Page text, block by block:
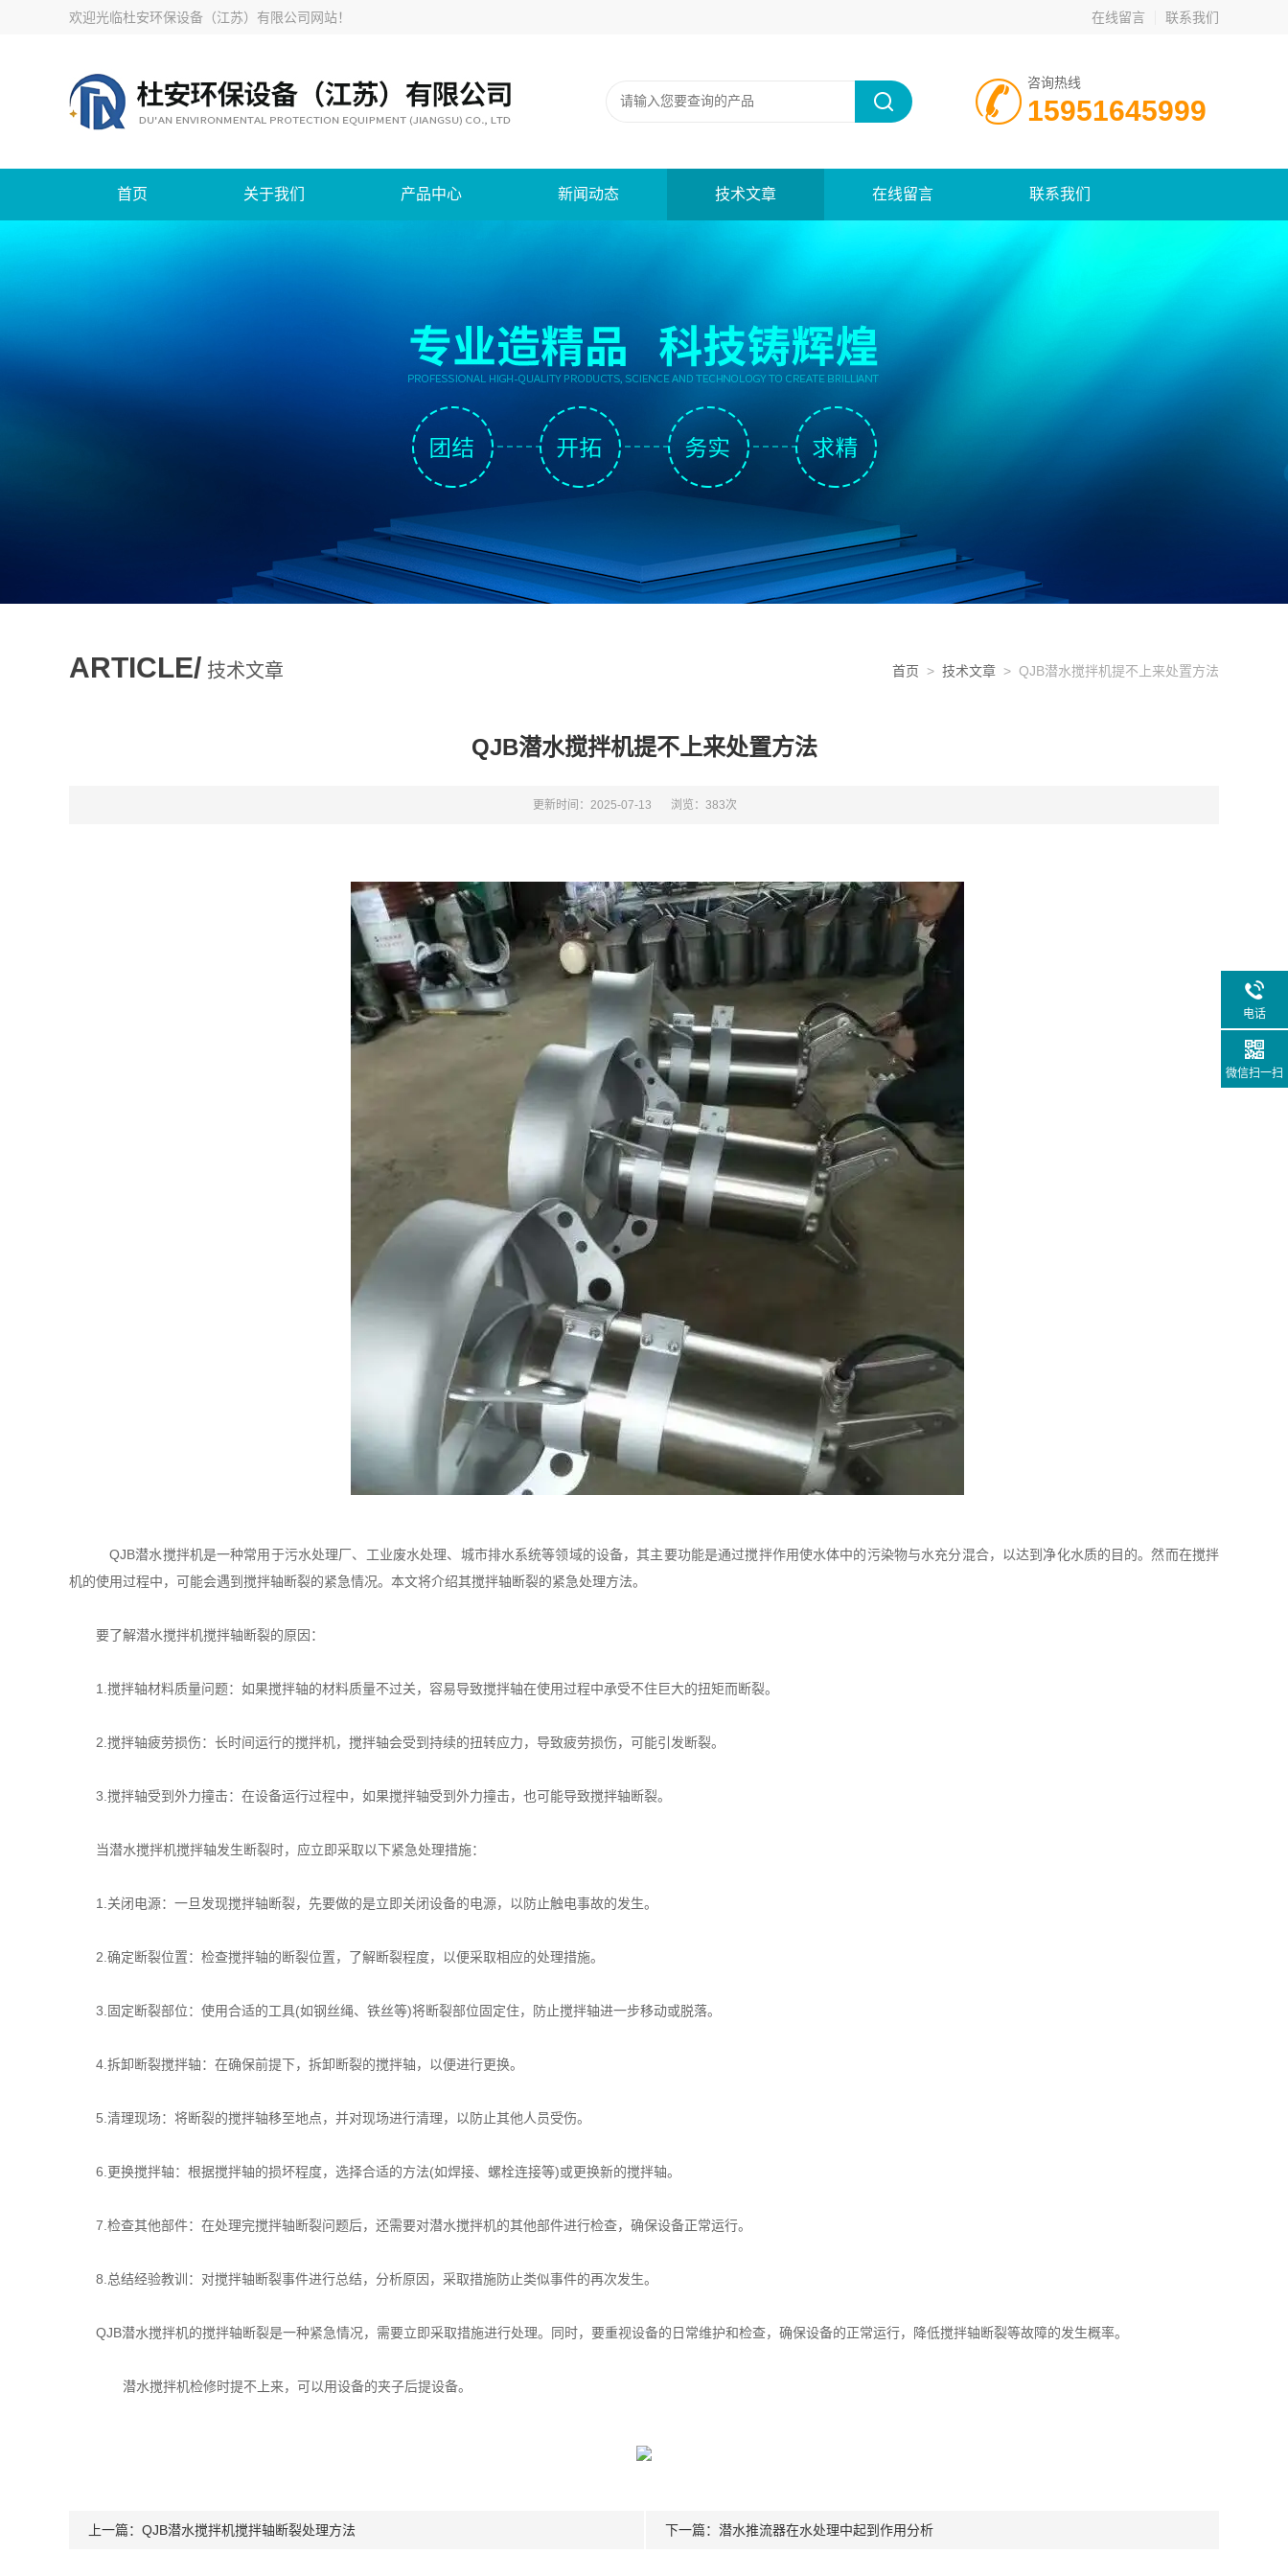
欢迎光临杜安环保设备（江苏）有限公司网站！ 在线留言 联系我们
咨询热线
15951645999
首页 关于我们 产品中心 新闻动态 技术文章 在线留言 联系我们
ARTICLE/ 技术文章 首页 > 技术文章 > QJB潜水搅拌机提不上来处置方法
QJB潜水搅拌机提不上来处置方法
更新时间：2025-07-13 浏览：383次
QJB潜水搅拌机是一种常用于污水处理厂、工业废水处理、城市排水系统等领域的设备，其主要功能是通过搅拌作用使水体中的污染物与水充分混合，以达到净化水质的目的。然而在搅拌
机的使用过程中，可能会遇到搅拌轴断裂的紧急情况。本文将介绍其搅拌轴断裂的紧急处理方法。
要了解潜水搅拌机搅拌轴断裂的原因：
1.搅拌轴材料质量问题：如果搅拌轴的材料质量不过关，容易导致搅拌轴在使用过程中承受不住巨大的扭矩而断裂。
2.搅拌轴疲劳损伤：长时间运行的搅拌机，搅拌轴会受到持续的扭转应力，导致疲劳损伤，可能引发断裂。
3.搅拌轴受到外力撞击：在设备运行过程中，如果搅拌轴受到外力撞击，也可能导致搅拌轴断裂。
当潜水搅拌机搅拌轴发生断裂时，应立即采取以下紧急处理措施：
1.关闭电源：一旦发现搅拌轴断裂，先要做的是立即关闭设备的电源，以防止触电事故的发生。
2.确定断裂位置：检查搅拌轴的断裂位置，了解断裂程度，以便采取相应的处理措施。
3.固定断裂部位：使用合适的工具(如钢丝绳、铁丝等)将断裂部位固定住，防止搅拌轴进一步移动或脱落。
4.拆卸断裂搅拌轴：在确保前提下，拆卸断裂的搅拌轴，以便进行更换。
5.清理现场：将断裂的搅拌轴移至地点，并对现场进行清理，以防止其他人员受伤。
6.更换搅拌轴：根据搅拌轴的损坏程度，选择合适的方法(如焊接、螺栓连接等)或更换新的搅拌轴。
7.检查其他部件：在处理完搅拌轴断裂问题后，还需要对潜水搅拌机的其他部件进行检查，确保设备正常运行。
8.总结经验教训：对搅拌轴断裂事件进行总结，分析原因，采取措施防止类似事件的再次发生。
QJB潜水搅拌机的搅拌轴断裂是一种紧急情况，需要立即采取措施进行处理。同时，要重视设备的日常维护和检查，确保设备的正常运行，降低搅拌轴断裂等故障的发生概率。
潜水搅拌机检修时提不上来，可以用设备的夹子后提设备。
上一篇： QJB潜水搅拌机搅拌轴断裂处理方法 下一篇： 潜水推流器在水处理中起到作用分析
电话
微信扫一扫